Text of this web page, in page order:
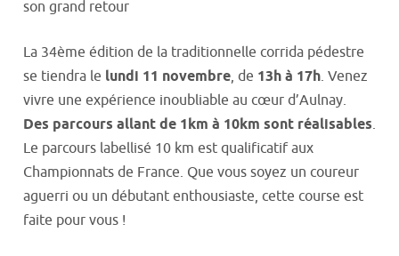
son grand retour
La 34ème édition de la traditionnelle corrida pédestre
se tiendra le lundi 11 novembre, de 13h à 17h. Venez
vivre une expérience inoubliable au cœur d’Aulnay.
Des parcours allant de 1km à 10km sont réalisables.
Le parcours labellisé 10 km est qualificatif aux
Championnats de France. Que vous soyez un coureur
aguerri ou un débutant enthousiaste, cette course est
faite pour vous !